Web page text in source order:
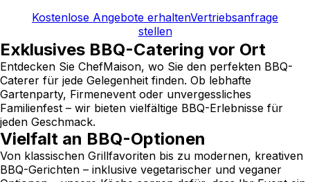
Kostenlose Angebote erhaltenVertriebsanfrage
stellen
Exklusives BBQ-Catering vor Ort
Entdecken Sie ChefMaison, wo Sie den perfekten BBQ-
Caterer für jede Gelegenheit finden. Ob lebhafte
Gartenparty, Firmenevent oder unvergessliches
Familienfest – wir bieten vielfältige BBQ-Erlebnisse für
jeden Geschmack.
Vielfalt an BBQ-Optionen
Von klassischen Grillfavoriten bis zu modernen, kreativen
BBQ-Gerichten – inklusive vegetarischer und veganer